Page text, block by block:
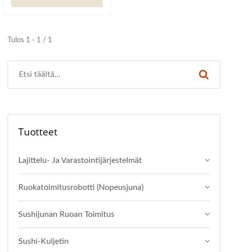
Tulos 1 - 1 / 1
Tuotteet
Lajittelu- Ja Varastointijärjestelmät
Ruokatoimitusrobotti (Nopeusjuna)
Sushijunan Ruoan Toimitus
Sushi-Kuljetin